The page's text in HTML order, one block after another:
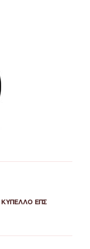
ΚΎΠΕΛΛΟ ΕΠΣ